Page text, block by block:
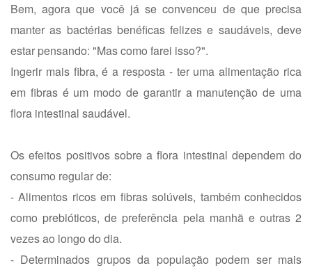
Bem, agora que você já se convenceu de que precisa
manter as bactérias benéficas felizes e saudáveis, deve
estar pensando: "Mas como farei isso?".
Ingerir mais fibra, é a resposta - ter uma alimentação rica
em fibras é um modo de garantir a manutenção de uma
flora intestinal saudável.
Os efeitos positivos sobre a flora intestinal dependem do
consumo regular de:
- Alimentos ricos em fibras solúveis, também conhecidos
como prebióticos, de preferência pela manhã e outras 2
vezes ao longo do dia.
- Determinados grupos da população podem ser mais